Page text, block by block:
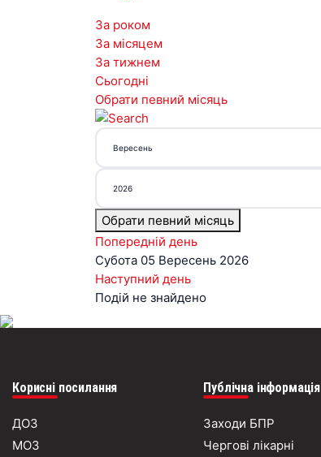
За роком
За місяцем
За тижнем
Сьогодні
Обрати певний місяць
Обрати певний місяць
Попередній день
Субота 05 Вересень 2026
Наступний день
Подій не знайдено
Корисні посилання
ДОЗ
МОЗ
Публічна інформація
Заходи БПР
Чергові лікарні